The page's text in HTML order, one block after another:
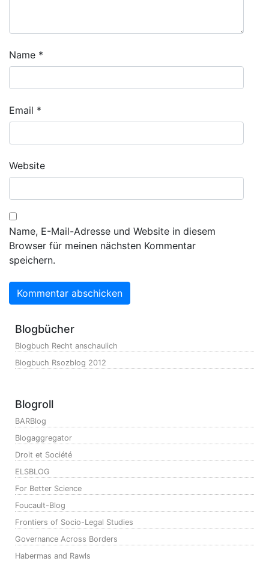
Name *
Email *
Website
Name, E-Mail-Adresse und Website in diesem
Browser für meinen nächsten Kommentar
speichern.
Blogbücher
Blogbuch Recht anschaulich
Blogbuch Rsozblog 2012
Blogroll
BARBlog
Blogaggregator
Droit et Société
ELSBLOG
For Better Science
Foucault-Blog
Frontiers of Socio-Legal Studies
Governance Across Borders
Habermas and Rawls